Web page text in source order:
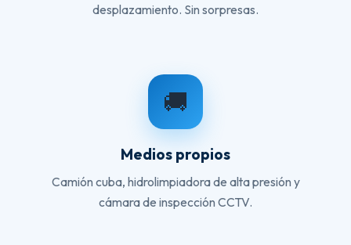
desplazamiento. Sin sorpresas.
🚚
Medios propios
Camión cuba, hidrolimpiadora de alta presión y
cámara de inspección CCTV.